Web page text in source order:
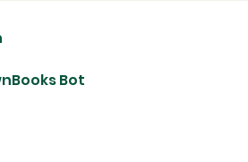
- Welche Ausgabe,
Fiction, action & adventure
Bot